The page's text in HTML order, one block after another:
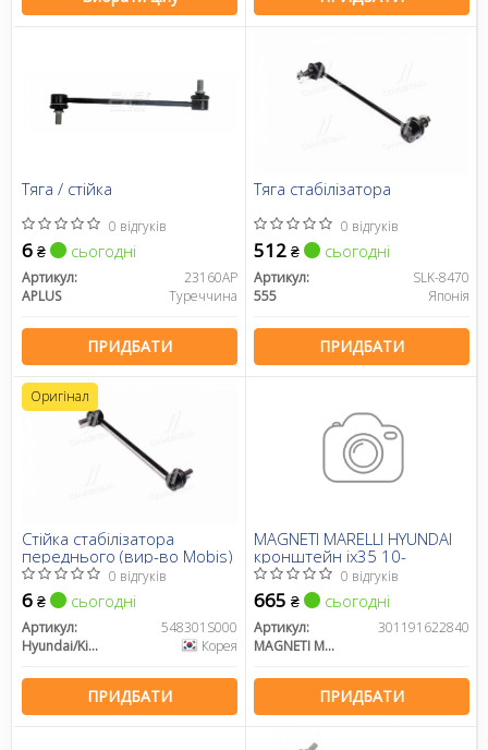
Тяга / стійка
0 відгуків
6 ₴ сьогодні
Артикул:
23160AP
APLUS
Туреччина
ПРИДБАТИ
Тяга стабілізатора
0 відгуків
512 ₴ сьогодні
Артикул:
SLK-8470
555
Японія
ПРИДБАТИ
Стійка стабілізатора
переднього (вир-во Mobis)
0 відгуків
6 ₴ сьогодні
Артикул:
548301S000
Hyundai/Kia/Mobis
Корея
ПРИДБАТИ
Оригінал
MAGNETI MARELLI HYUNDAI
кронштейн ix35 10-
0 відгуків
665 ₴ сьогодні
Артикул:
301191622840
MAGNETI MARELLI
ПРИДБАТИ